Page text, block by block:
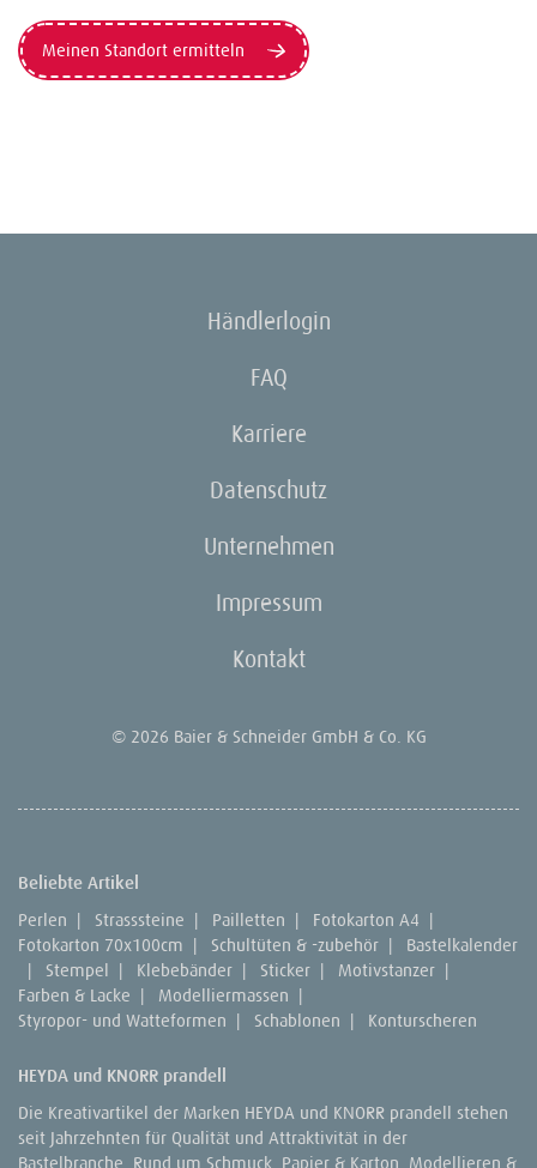
Meinen Standort ermitteln
Händlerlogin
FAQ
Karriere
Datenschutz
Unternehmen
Impressum
Kontakt
© 2026 Baier & Schneider GmbH & Co. KG
Beliebte Artikel
Perlen | Strasssteine | Pailletten | Fotokarton A4 |
Fotokarton 70x100cm | Schultüten & -zubehör |
Bastelkalender
|
Stempel | Klebebänder | Sticker | Motivstanzer |
Farben & Lacke | Modelliermassen |
Styropor- und Watteformen | Schablonen | Konturscheren
HEYDA und KNORR prandell
Die Kreativartikel der Marken HEYDA und KNORR prandell stehen
seit Jahrzehnten für Qualität und Attraktivität in der
Bastelbranche. Rund um Schmuck, Papier & Karton, Modellieren &